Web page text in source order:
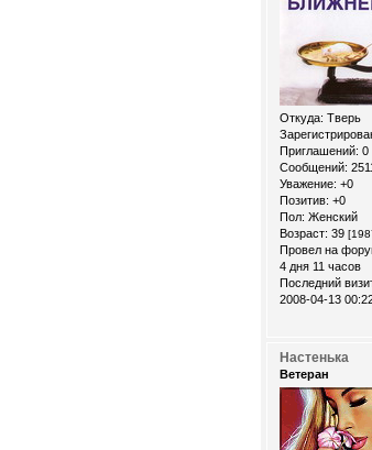
Откуда: Тверь
Приглашений: 0
Сообщений:
Уважение: +0
Позитив: +0
Пол: Женский
Возраст: 39
Провел на
4 дня 11 часов
Последний
2008-04-13
Настенька
Ветеран